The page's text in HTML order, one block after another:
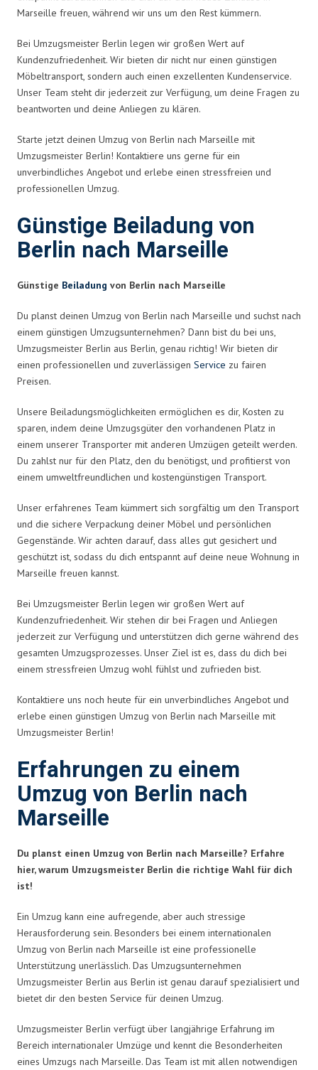
Marseille freuen, während wir uns um den Rest kümmern.
Bei Umzugsmeister Berlin legen wir großen Wert auf
Kundenzufriedenheit. Wir bieten dir nicht nur einen günstigen
Möbeltransport, sondern auch einen exzellenten Kundenservice.
Unser Team steht dir jederzeit zur Verfügung, um deine Fragen zu
beantworten und deine Anliegen zu klären.
Starte jetzt deinen Umzug von Berlin nach Marseille mit
Umzugsmeister Berlin! Kontaktiere uns gerne für ein
unverbindliches Angebot und erlebe einen stressfreien und
professionellen Umzug.
Günstige Beiladung von
Berlin nach Marseille
Günstige Beiladung von Berlin nach Marseille
Du planst deinen Umzug von Berlin nach Marseille und suchst nach
einem günstigen Umzugsunternehmen? Dann bist du bei uns,
Umzugsmeister Berlin aus Berlin, genau richtig! Wir bieten dir
einen professionellen und zuverlässigen Service zu fairen
Preisen.
Unsere Beiladungsmöglichkeiten ermöglichen es dir, Kosten zu
sparen, indem deine Umzugsgüter den vorhandenen Platz in
einem unserer Transporter mit anderen Umzügen geteilt werden.
Du zahlst nur für den Platz, den du benötigst, und profitierst von
einem umweltfreundlichen und kostengünstigen Transport.
Unser erfahrenes Team kümmert sich sorgfältig um den Transport
und die sichere Verpackung deiner Möbel und persönlichen
Gegenstände. Wir achten darauf, dass alles gut gesichert und
geschützt ist, sodass du dich entspannt auf deine neue Wohnung in
Marseille freuen kannst.
Bei Umzugsmeister Berlin legen wir großen Wert auf
Kundenzufriedenheit. Wir stehen dir bei Fragen und Anliegen
jederzeit zur Verfügung und unterstützen dich gerne während des
gesamten Umzugsprozesses. Unser Ziel ist es, dass du dich bei
einem stressfreien Umzug wohl fühlst und zufrieden bist.
Kontaktiere uns noch heute für ein unverbindliches Angebot und
erlebe einen günstigen Umzug von Berlin nach Marseille mit
Umzugsmeister Berlin!
Erfahrungen zu einem
Umzug von Berlin nach
Marseille
Du planst einen Umzug von Berlin nach Marseille? Erfahre
hier, warum Umzugsmeister Berlin die richtige Wahl für dich
ist!
Ein Umzug kann eine aufregende, aber auch stressige
Herausforderung sein. Besonders bei einem internationalen
Umzug von Berlin nach Marseille ist eine professionelle
Unterstützung unerlässlich. Das Umzugsunternehmen
Umzugsmeister Berlin aus Berlin ist genau darauf spezialisiert und
bietet dir den besten Service für deinen Umzug.
Umzugsmeister Berlin verfügt über langjährige Erfahrung im
Bereich internationaler Umzüge und kennt die Besonderheiten
eines Umzugs nach Marseille. Das Team ist mit allen notwendigen